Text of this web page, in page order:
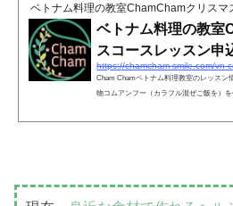
ベトナム料理の教室ChamChamクリスマ
ベトナム料理の教室
スコースレッスン申
https://chamcham-smile.com/vn-
Cham Chamベトナム料理教室のレッスン
物コムアンフー（カラフル混ぜご飯を）